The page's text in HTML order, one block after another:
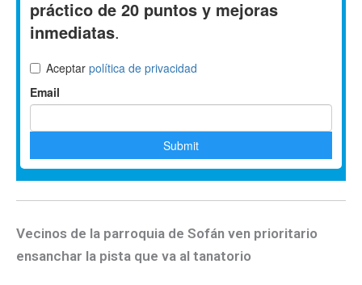
Vecinos de la parroquia de Sofán ven prioritario
ensanchar la pista que va al tanatorio